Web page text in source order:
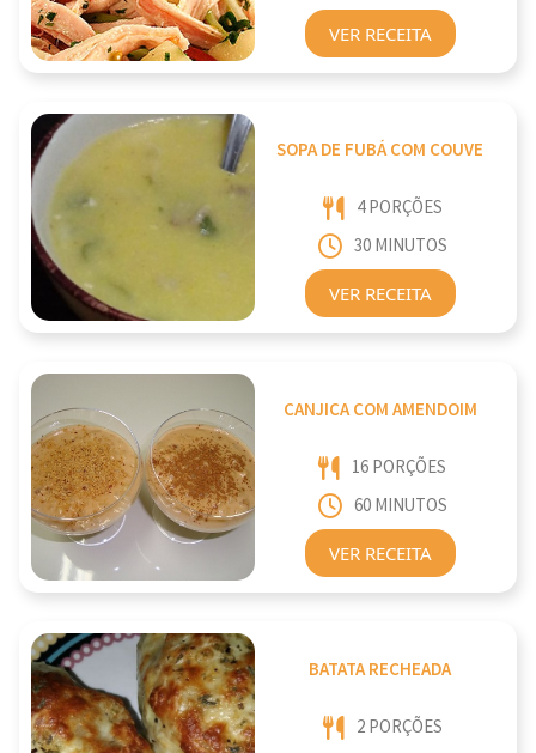
VER RECEITA
SOPA DE FUBÁ COM COUVE
4 PORÇÕES
30 MINUTOS
VER RECEITA
CANJICA COM AMENDOIM
16 PORÇÕES
60 MINUTOS
VER RECEITA
BATATA RECHEADA
2 PORÇÕES